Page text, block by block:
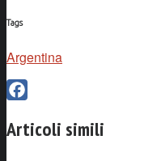
Tags
Argentina
Articoli simili